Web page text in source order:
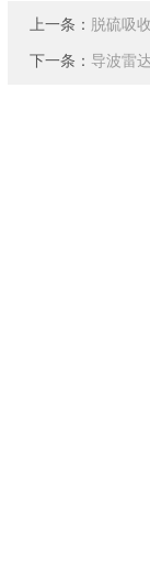
上一条： 脱硫吸
下一条： 导波雷